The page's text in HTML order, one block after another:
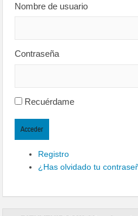
Nombre de usuario
Contraseña
Recuérdame
Acceder
Registro
¿Has olvidado tu